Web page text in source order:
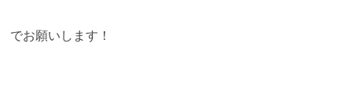
でお願いします！